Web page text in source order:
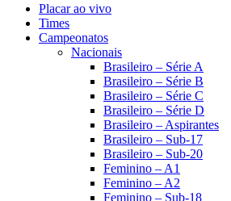
Placar ao vivo
Times
Campeonatos
Nacionais
Brasileiro – Série A
Brasileiro – Série B
Brasileiro – Série C
Brasileiro – Série D
Brasileiro – Aspirantes
Brasileiro – Sub-17
Brasileiro – Sub-20
Feminino – A1
Feminino – A2
Feminino – Sub-18